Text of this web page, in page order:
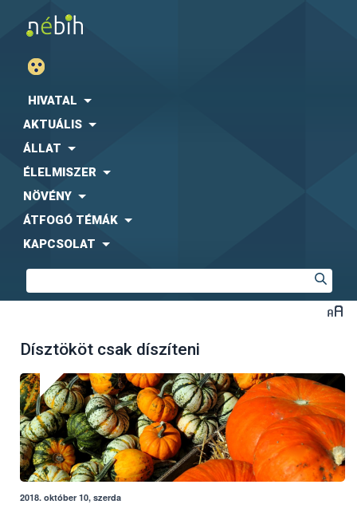
HIVATAL
AKTUÁLIS
ÁLLAT
ÉLELMISZER
NÖVÉNY
ÁTFOGÓ TÉMÁK
KAPCSOLAT
Dísztököt csak díszíteni
2018. október 10, szerda